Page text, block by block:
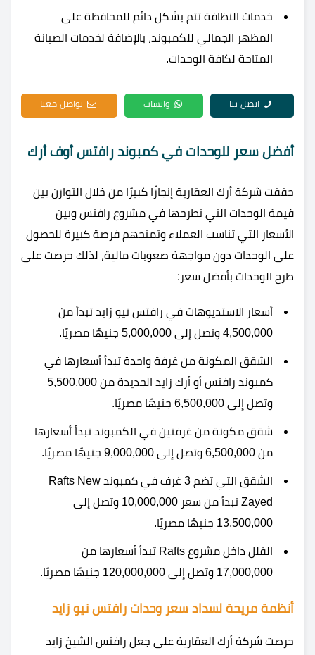
خدمات النظافة تتم بشكل دائم للمحافظة على
المظهر الجمالي للكمبوند، بالإضافة لخدمات الصيانة
المتاحة لكافة الوحدات.
اتصل بنا واتساب تواصل معنا
أفضل سعر للوحدات في كمبوند رافتس أوف أرك
حققت شركة أرك العقارية إنجازًا كبيرًا من خلال التوازن بين
قيمة الوحدات التي تطرحها في مشروع رافتس وبين
الأسعار التي تناسب العملاء وتمنحهم فرصة كبيرة للحصول
على الوحدات دون مواجهة صعوبات مالية، لذلك حرصت على
طرح الوحدات بأفضل سعر:
أسعار الاستديوهات في رافتس نيو زايد تبدأ من
4,500,000 وتصل إلى 5,000,000 جنيهًا مصريًا.
الشقق المكونة من غرفة واحدة تبدأ أسعارها في
كمبوند رافتس أو أرك زايد الجديدة من 5,500,000
وتصل إلى 6,500,000 جنيهًا مصريًا.
شقق مكونة من غرفتين في الكمبوند تبدأ أسعارها
من 6,500,000 وتصل إلى 9,000,000 جنيهًا مصريًا.
الشقق التي تضم 3 غرف في كمبوند Rafts New
Zayed تبدأ من سعر 10,000,000 وتصل إلى
13,500,000 جنيهًا مصريًا.
الفلل داخل مشروع Rafts تبدأ أسعارها من
17,000,000 وتصل إلى 120,000,000 جنيهًا مصريًا.
أنظمة مريحة لسداد سعر وحدات رافتس نيو زايد
حرصت شركة أرك العقارية على جعل رافتس الشيخ زايد